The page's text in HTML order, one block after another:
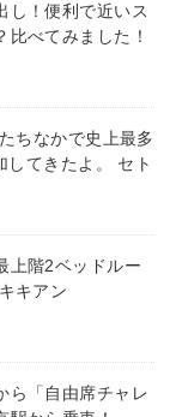
し！便利で近いス
比べてみました！
ちなかで史上最多
てきたよ。 セト
上階2ベッドルー
キアン
ら「自由席チャレ